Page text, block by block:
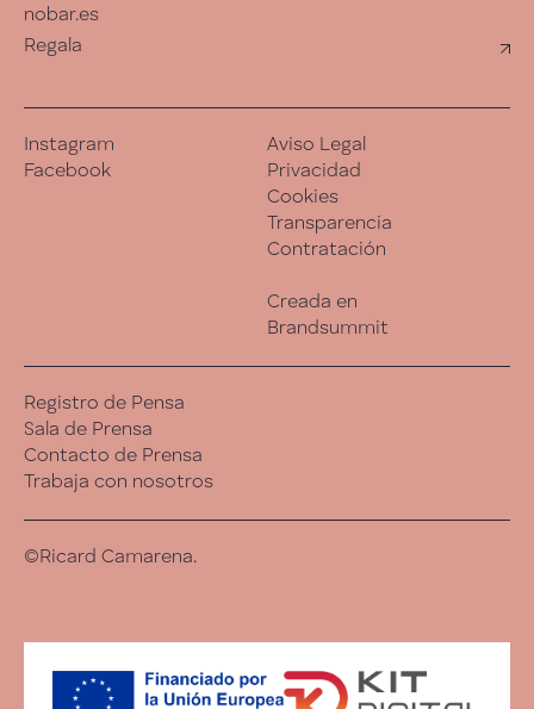
nobar.es
Regala
Instagram
Facebook
Aviso Legal
Privacidad
Cookies
Transparencia
Contratación
Creada en
Brandsummit
Registro de Pensa
Sala de Prensa
Contacto de Prensa
Trabaja con nosotros
©Ricard Camarena.